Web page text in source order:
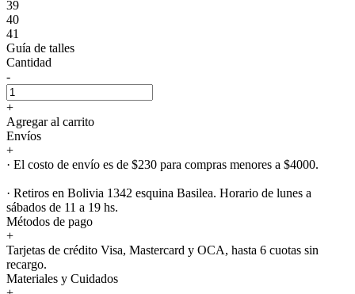
39
40
41
Guía de talles
Cantidad
-
+
Agregar al carrito
Envíos
+
· El costo de envío es de $230 para compras menores a $4000.
· Retiros en Bolivia 1342 esquina Basilea. Horario de lunes a
sábados de 11 a 19 hs.
Métodos de pago
+
Tarjetas de crédito Visa, Mastercard y OCA, hasta 6 cuotas sin
recargo.
Materiales y Cuidados